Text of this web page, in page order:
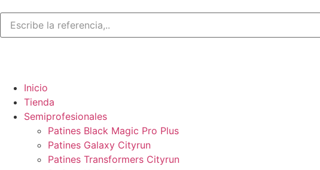
Inicio
Tienda
Semiprofesionales
Patines Black Magic Pro Plus
Patines Galaxy Cityrun
Patines Transformers Cityrun